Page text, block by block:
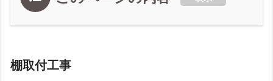
棚取付工事